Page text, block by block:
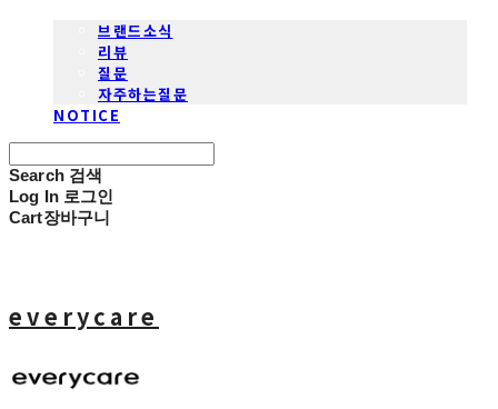
브랜드소식
리뷰
질문
자주하는질문
NOTICE
Search 검색
Log In 로그인
Cart장바구니
everycare